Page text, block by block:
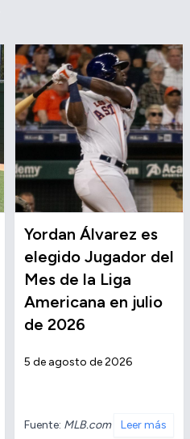
Yordan Álvarez es
elegido Jugador del
Mes de la Liga
Americana en julio
de 2026
5 de agosto de 2026
Fuente: MLB.com Leer más